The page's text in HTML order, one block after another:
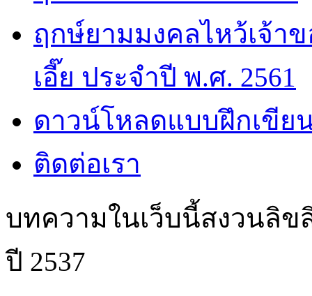
ฤกษ์ยามมงคลไหว้เจ้า
เอี๊ย ประจำปี พ.ศ. 2561
ดาวน์โหลดแบบฝึกเขีย
ติดต่อเรา
บทความในเว็บนี้สงวนลิ
ปี 2537